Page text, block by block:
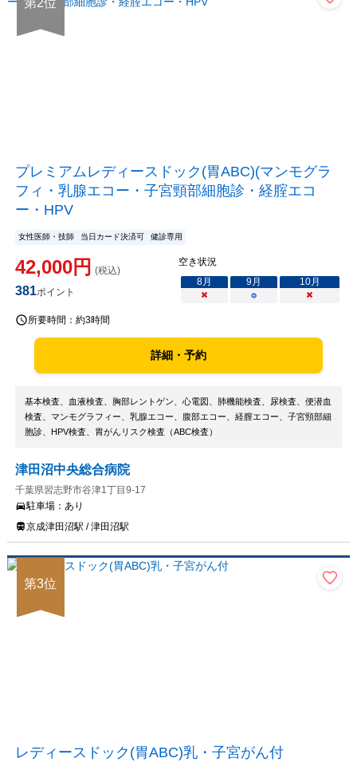
第2位
プレミアムレディースドック(胃ABC)(マンモグラ
フィ・乳腺エコー・子宮頸部細胞診・経腟エコ
ー・HPV
女性医師・技師 当日カード決済可 健診専用
42,000円 (税込)
381ポイント
空き状況
8月 9月 10月
×
○ ×
所要時間： 約3時間
詳細・予約
基本検査、血液検査、胸部レントゲン、心電図、肺機能検査、尿検査、便潜血
検査、マンモグラフィー、乳腺エコー、腹部エコー、経膣エコー、子宮頸部細
胞診、HPV検査、胃がんリスク検査（ABC検査）
津田沼中央総合病院
千葉県習志野市谷津1丁目9-17
駐車場： あり
京成津田沼駅 / 津田沼駅
第3位
レディースドック(胃ABC)乳・子宮がん付